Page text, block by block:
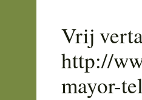
Vrij
http://
mayor-